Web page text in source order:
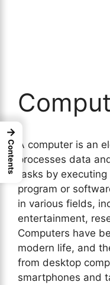
A computer is an
processes data
tasks by
program or
in various fields,
entertainment,
Computers have
modern life, and
from desktop
smartphones and
→
Contents